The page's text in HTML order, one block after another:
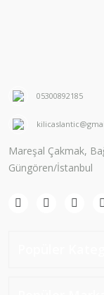
05300892185
Mareşal Çakmak,
Güngören/İstanbul